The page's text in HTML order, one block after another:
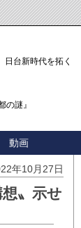
台新時代を拓く「3
の謎』
動画
年10月27日
〟示せ